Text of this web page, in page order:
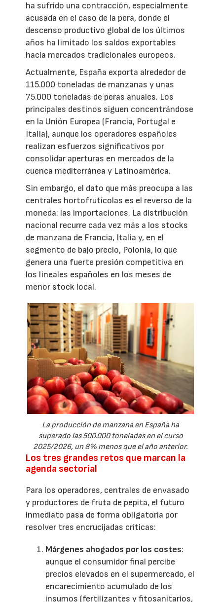
ha sufrido una contracción, especialmente
acusada en el caso de la pera, donde el
descenso productivo global de los últimos
años ha limitado los saldos exportables
hacia mercados tradicionales europeos.
Actualmente, España exporta alrededor de
115.000 toneladas de manzanas y unas
75.000 toneladas de peras anuales. Los
principales destinos siguen concentrándose
en la Unión Europea (Francia, Portugal e
Italia), aunque los operadores españoles
realizan esfuerzos significativos por
consolidar aperturas en mercados de la
cuenca mediterránea y Latinoamérica.
Sin embargo, el dato que más preocupa a las
centrales hortofrutícolas es el reverso de la
moneda: las importaciones. La distribución
nacional recurre cada vez más a los stocks
de manzana de Francia, Italia y, en el
segmento de bajo precio, Polonia, lo que
genera una fuerte presión competitiva en
los lineales españoles en los meses de
menor stock local.
La producción de manzana en España ha
superado las 500.000 toneladas en el curso
2025/2026, un 8% menos que el año anterior.
Los tres grandes retos que marcan la
agenda sectorial
Para los operadores, centrales de envasado
y productores de fruta de pepita, el futuro
inmediato pasa de forma obligatoria por
resolver tres encrucijadas críticas:
Márgenes ahogados por los costes:
aunque el consumidor final percibe
precios elevados en el supermercado, el
encarecimiento acumulado de los
insumos (fertilizantes y fitosanitarios,